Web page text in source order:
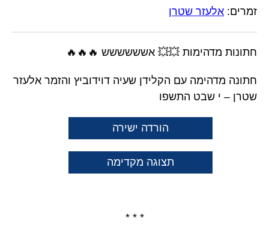
זמרים: אלעזר שטרן
חתונות מדהימות 💥💥 אשששששש 🔥🔥🔥
חתונה מדהימה עם הקלידן שעיה דוידוביץ והזמר אלעזר
שטרן – י שבט התשפו
הורדה ישירה
תצוגה מקדימה
* * *